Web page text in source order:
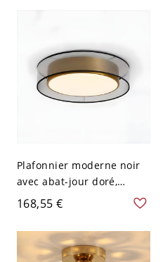
Plafonnier moderne noir
avec abat-jour doré,
ampoules LED et cadre en
métal - 110 V-120 V 40,64
cm
168,55 €